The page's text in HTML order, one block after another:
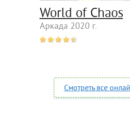
World of Chaos
Аркада 2020 г.
Смотреть все